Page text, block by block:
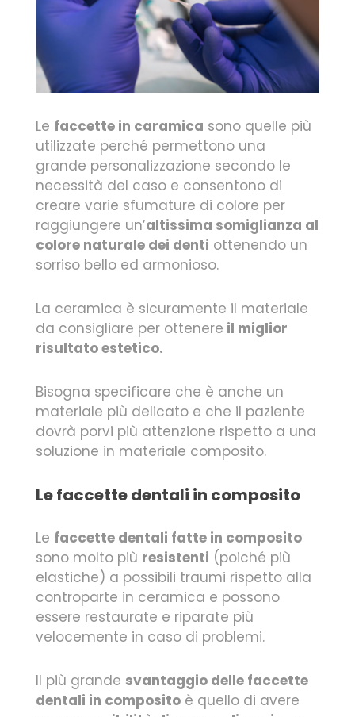
Le faccette in caramica sono quelle più
utilizzate perché permettono una
grande personalizzazione secondo le
necessità del caso e consentono di
creare varie sfumature di colore per
raggiungere un’altissima somiglianza al
colore naturale dei denti ottenendo un
sorriso bello ed armonioso.
La ceramica è sicuramente il materiale
da consigliare per ottenere il miglior
risultato estetico.
Bisogna specificare che è anche un
materiale più delicato e che il paziente
dovrà porvi più attenzione rispetto a una
soluzione in materiale composito.
Le faccette dentali in composito
Le faccette dentali fatte in composito
sono molto più resistenti (poiché più
elastiche) a possibili traumi rispetto alla
controparte in ceramica e possono
essere restaurate e riparate più
velocemente in caso di problemi.
Il più grande svantaggio delle faccette
dentali in composito è quello di avere